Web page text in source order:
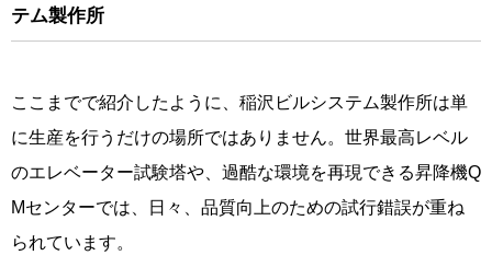
テム製作所
ここまでで紹介したように、稲沢ビルシステム製作所は単
に生産を行うだけの場所ではありません。世界最高レベル
のエレベーター試験塔や、過酷な環境を再現できる昇降機Q
Mセンターでは、日々、品質向上のための試行錯誤が重ね
られています。